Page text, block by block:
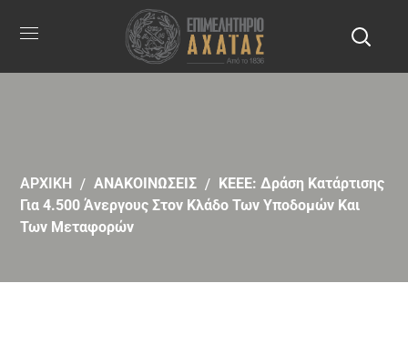
ΑΡΧΙΚΗ ΑΝΑΚΟΙΝΩΣΕΙΣ
ΚΕΕΕ: Δράση Κατάρτισης
Για 4.500 Άνεργους Στον Κλάδο Των Υποδομών Και
Των Μεταφορών